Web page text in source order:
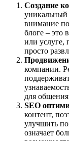
Создание
уникальный
внимание
блоге – это
или услуге,
просто
компании.
для
SEO
контент,
улучшить
означает